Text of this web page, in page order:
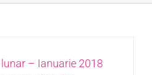
– Ianuarie 2018